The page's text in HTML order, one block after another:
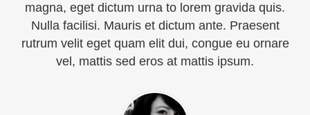
magna, eget dictum urna to lorem gravida quis.
Nulla facilisi. Mauris et dictum ante. Praesent
rutrum velit eget quam elit dui, congue eu ornare
vel, mattis sed eros at mattis ipsum.